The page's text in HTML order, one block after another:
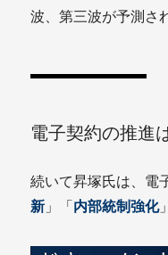
波、第三波が予測さ
電子契約の推進
続いて昇塚氏は、電
新 」「 内部統制強化